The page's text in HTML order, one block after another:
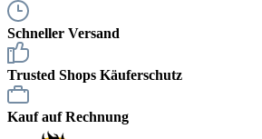
Schneller Versand
Trusted Shops Käuferschutz
Kauf auf Rechnung